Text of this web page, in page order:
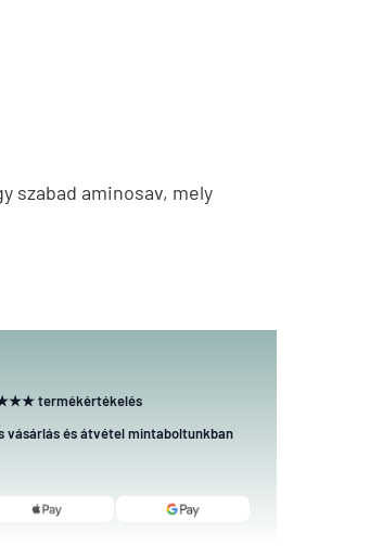
szabad aminosav, mely
termékértékelés
vásárlás és átvétel mintaboltunkban